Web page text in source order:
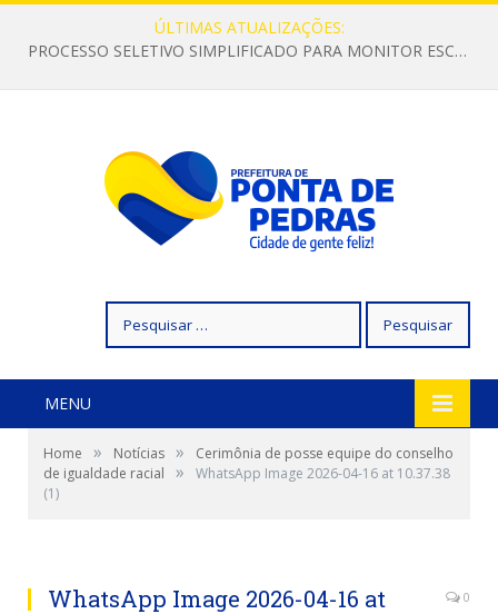
ÚLTIMAS ATUALIZAÇÕES:
PROCESSO SELETIVO SIMPLIFICADO PARA MONITOR ESCOLAR
por:
MENU
Home » Notícias »
Cerimônia de posse equipe do conselho
de igualdade racial
»
WhatsApp Image 2026-04-16 at 10.37.38
(1)
WhatsApp Image 2026-04-16 at
0